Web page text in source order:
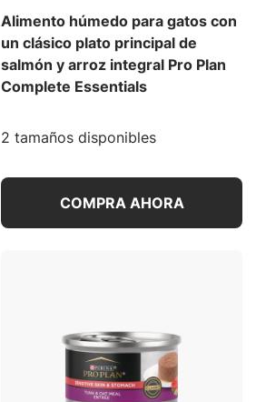
Alimento húmedo para gatos con
un clásico plato principal de
salmón y arroz integral Pro Plan
Complete Essentials
2 tamaños disponibles
COMPRA AHORA